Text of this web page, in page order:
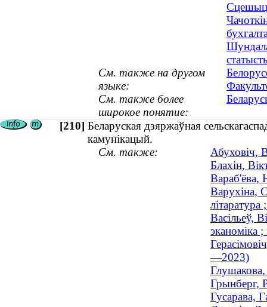
См. также на другом
языке:
См. также более
широкое понятие:
[210] Беларуская дзяржаўная
камунікацый.
См. также:
Абуховіч,
Блахін,
Вараб'ёва,
Варухіна,
Васільеў,
эканоміка
—2023)
Грынберг,
Гусарава,